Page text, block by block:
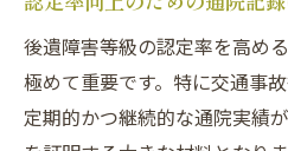
後遺障害等級の認定率を高め
極めて重要です。特に交通事
定期的かつ継続的な通院実績